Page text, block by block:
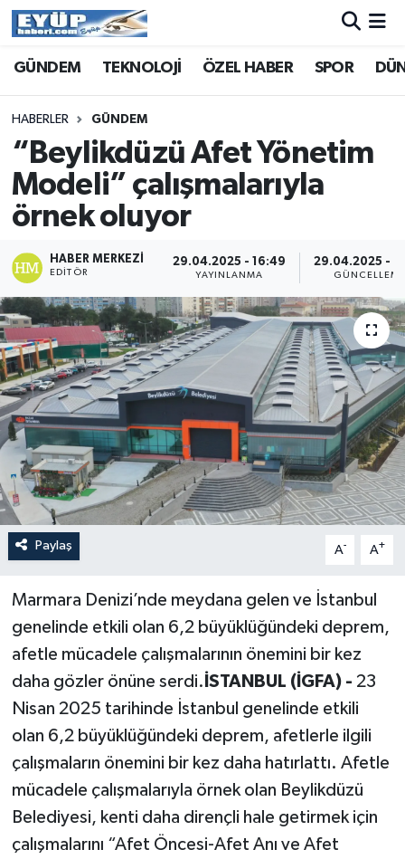
GÜNDEM TEKNOLOJİ ÖZEL HABER SPOR
HABERLER GÜNDEM
“Beylikdüzü Afet Yönetim
Modeli” çalışmalarıyla
örnek oluyor
HABER MERKEZI
EDITÖR
29.04.2025 - 16:49
YAYINLANMA
29.04.2025 -
Paylaş A- A+
Marmara Denizi’nde meydana gelen ve İstanbul
genelinde etkili olan 6,2 büyüklüğündeki deprem,
afetle mücadele çalışmalarının önemini bir kez
daha gözler önüne serdi. İSTANBUL (İGFA) - 23
Nisan 2025 tarihinde İstanbul genelinde etkili
olan 6,2 büyüklüğündeki deprem, afetlerle ilgili
çalışmaların önemini bir kez daha hatırlattı. Afetle
mücadele çalışmalarıyla örnek olan Beylikdüzü
Belediyesi, kenti daha dirençli hale getirmek için
çalışmalarını “Afet Öncesi-Afet Anı ve Afet